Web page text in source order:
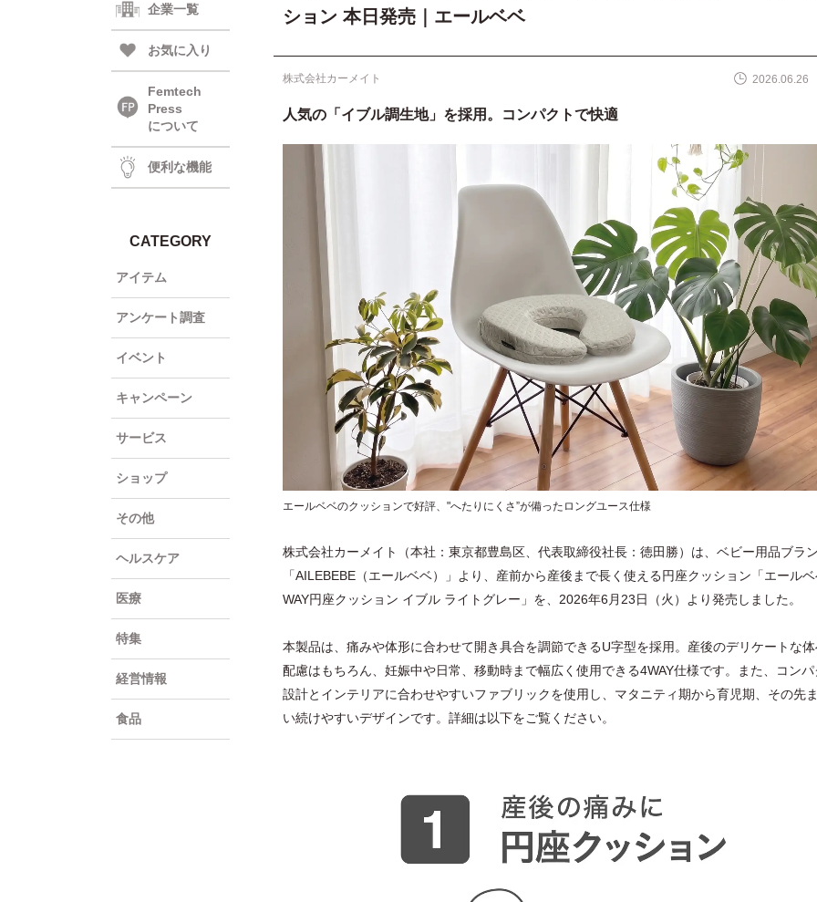
企業一覧
お気に入り
Femtech
Press
について
便利な機能
CATEGORY
アイテム
アンケート調査
イベント
キャンペーン
サービス
ショップ
その他
ヘルスケア
医療
特集
経営情報
食品
ション 本日発売｜エールベベ
株式会社カーメイト 2026.06.26
人気の「イブル調生地」を採用。コンパクトで快適
エールベベのクッションで好評、"へたりにくさ”が備ったロングユース仕様
株式会社カーメイト（本社：東京都豊島区、代表取締役社長：徳田勝）は、ベビー用品ブラ
「AILEBEBE（エールベベ）」より、産前から産後まで長く使える円座クッション「エール
WAY円座クッション イブル ライトグレー」を、2026年6月23日（火）より発売しました。
本製品は、痛みや体形に合わせて開き具合を調節できるU字型を採用。産後のデリケートな
配慮はもちろん、妊娠中や日常、移動時まで幅広く使用できる4WAY仕様です。また、コンパ
設計とインテリアに合わせやすいファブリックを使用し、マタニティ期から育児期、その先
い続けやすいデザインです。詳細は以下をご覧ください。